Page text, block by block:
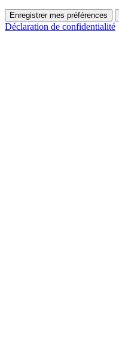
Enregistrer mes préférences
Déclaration de confidentialité